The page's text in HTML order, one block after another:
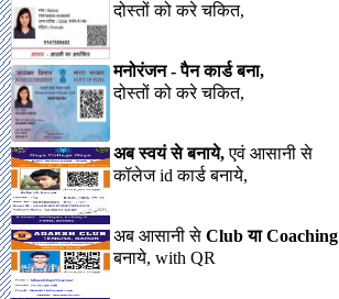
दोस्तों को करे चकित,
मनोरंजन - पैन कार्ड बना,
दोस्तों को करे चकित,
अब स्वयं से बनाये,एवं आसानी से
कॉलेज id कार्ड बनाये,
अब आसानी से Club या Coaching
बनाये, with QR